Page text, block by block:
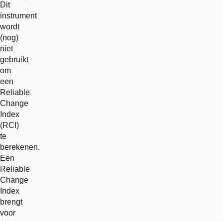
Dit
instrument
wordt
(nog)
niet
gebruikt
om
een
Reliable
Change
Index
(RCI)
te
berekenen.
Een
Reliable
Change
Index
brengt
voor